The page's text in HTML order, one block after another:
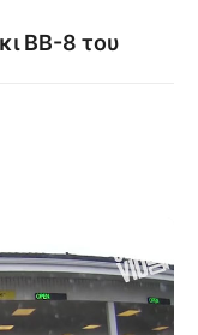
BB-8 του